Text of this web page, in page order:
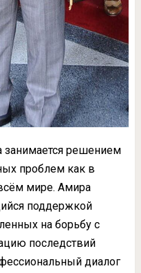
занимается решением
проблем как в
мире. Амира
поддержкой
на борьбу с
последствий
диалог